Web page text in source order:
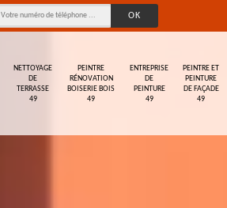
NETTOYAGE
DE
TERRASSE
49
PEINTRE
RÉNOVATION
BOISERIE BOIS
49
ENTREPRISE
DE
PEINTURE
49
PEINTRE ET
PEINTURE
DE FAÇADE
49